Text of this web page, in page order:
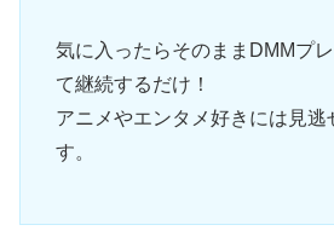
気に入ったらそのままDMMプ
て継続するだけ！
アニメやエンタメ好きには見逃
す。